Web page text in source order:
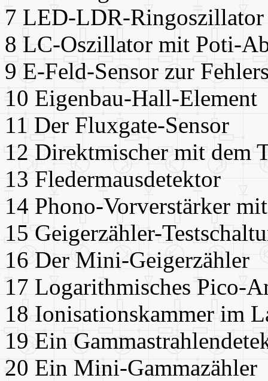
7 LED-LDR-Ringoszillator
8 LC-Oszillator mit Poti-
9 E-Feld-Sensor zur
10 Eigenbau-Hall-Element
11 Der Fluxgate-Sensor
12 Direktmischer mit dem
13 Fledermausdetektor
14 Phono-Vorverstärker
15 Geigerzähler-
16 Der Mini-Geigerzähler
17 Logarithmisches Pico-
18 Ionisationskammer im
19 Ein
20 Ein Mini-Gammazähler